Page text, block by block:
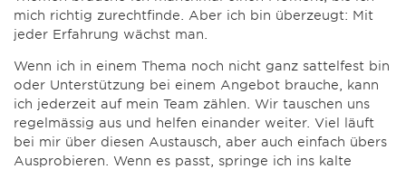
mich richtig zurechtfinde. Aber ich bin überzeugt: Mit
jeder Erfahrung wächst man.
Wenn ich in einem Thema noch nicht ganz sattelfest bin
oder Unterstützung bei einem Angebot brauche, kann
ich jederzeit auf mein Team zählen. Wir tauschen uns
regelmässig aus und helfen einander weiter. Viel läuft
bei mir über diesen Austausch, aber auch einfach übers
Ausprobieren. Wenn es passt, springe ich ins kalte